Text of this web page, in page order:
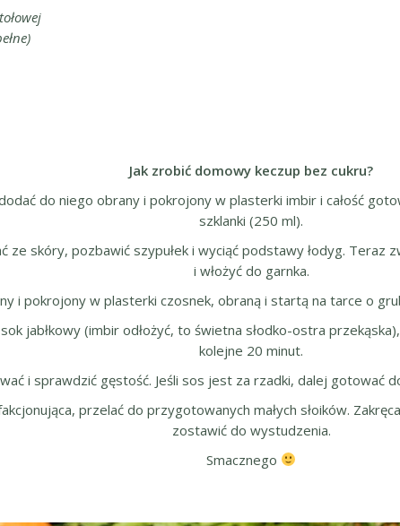
Jak zrobić domowy keczup bez cukru?
do niego obrany i pokrojony w plasterki imbir i całość
szklanki (250 ml).
skóry, pozbawić szypułek i wyciąć podstawy łodyg.
i włożyć do garnka.
i pokrojony w plasterki czosnek, obraną i startą na tarce o
jabłkowy (imbir odłożyć, to świetna słodko-ostra
kolejne 20 minut.
i sprawdzić gęstość. Jeśli sos jest za rzadki, dalej gotować
przelać do przygotowanych małych słoików.
zostawić do wystudzenia.
Smacznego